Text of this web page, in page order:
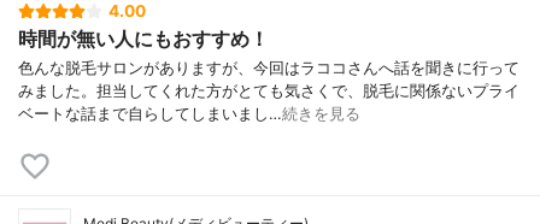
4.00
時間が無い人にもおすすめ！
色んな脱毛サロンがありますが、今回はラココさんへ話を聞きに行って
みました。担当してくれた方がとても気さくで、脱毛に関係ないプライ
ベートな話まで自らしてしまいまし…続きを見る